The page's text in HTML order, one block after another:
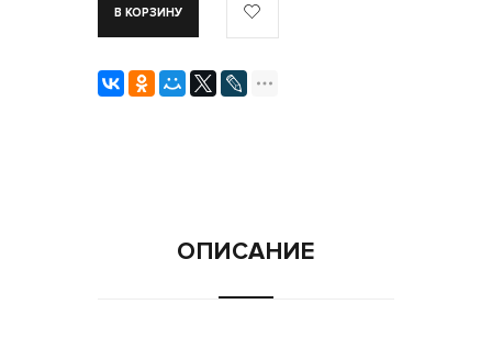
В КОРЗИНУ
ОПИСАНИЕ